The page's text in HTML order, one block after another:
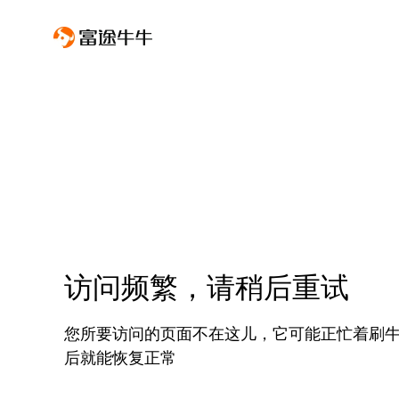
访问频繁，请稍后重试
您所要访问的页面不在这儿，它可能正忙着刷
后就能恢复正常